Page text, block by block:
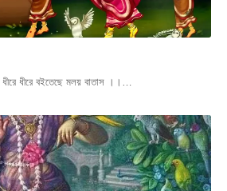
ধীরে ধীরে বইতেছে মলয় বাতাস ।।…